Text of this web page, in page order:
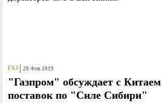
ГАЗ 28 Фев 2019
"Газпром" обсуждает с
поставок по "Силе Сибири"